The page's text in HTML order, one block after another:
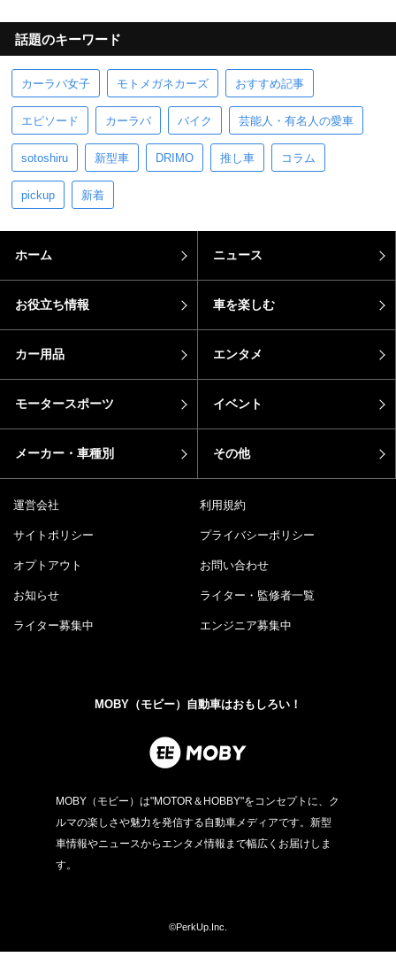
話題のキーワード
カーラバ女子 モトメガネカーズ おすすめ記事
エピソード カーラバ バイク 芸能人・有名人の愛車
sotoshiru 新型車 DRIMO 推し車 コラム
pickup 新着
ホーム ニュース
お役立ち情報 車を楽しむ
カー用品 エンタメ
モータースポーツ イベント
メーカー・車種別 その他
運営会社 利用規約
サイトポリシー プライバシーポリシー
オプトアウト お問い合わせ
お知らせ ライター・監修者一覧
ライター募集中 エンジニア募集中
MOBY（モビー）自動車はおもしろい！
MOBY（モビー）は"MOTOR＆HOBBY"をコンセプトに、ク
ルマの楽しさや魅力を発信する自動車メディアです。新型
車情報やニュースからエンタメ情報まで幅広くお届けしま
す。
©PerkUp.Inc.